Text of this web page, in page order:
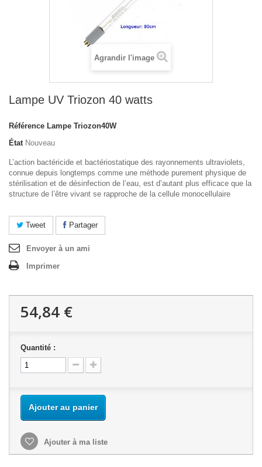
Agrandir l'image
Lampe UV Triozon 40 watts
Référence Lampe Triozon40W
État Nouveau
L’action bactéricide et bactériostatique des rayonnements ultraviolets,
connue depuis longtemps comme une méthode purement physique de
stérilisation et de désinfection de l’eau, est d’autant plus efficace que la
structure de l’être vivant se rapproche de la cellule monocellulaire
Tweet Partager
Envoyer à un ami
Imprimer
54,84 €
Quantité :
Ajouter au panier
Ajouter à ma liste